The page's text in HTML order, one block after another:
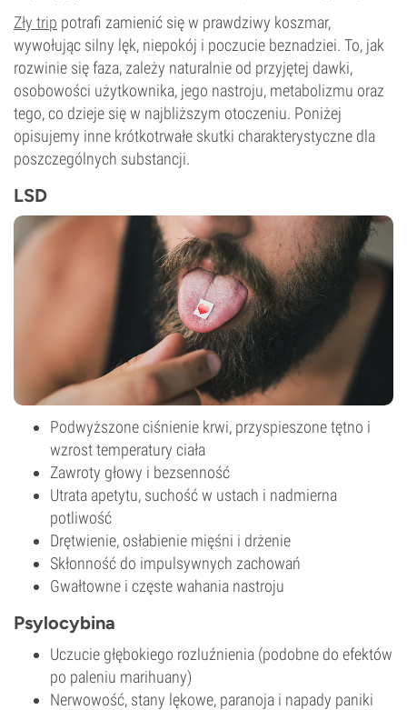
Zły trip potrafi zamienić się w prawdziwy koszmar,
wywołując silny lęk, niepokój i poczucie beznadziei. To, jak
rozwinie się faza, zależy naturalnie od przyjętej dawki,
osobowości użytkownika, jego nastroju, metabolizmu oraz
tego, co dzieje się w najbliższym otoczeniu. Poniżej
opisujemy inne krótkotrwałe skutki charakterystyczne dla
poszczególnych substancji.
LSD
Podwyższone ciśnienie krwi, przyspieszone tętno i
wzrost temperatury ciała
Zawroty głowy i bezsenność
Utrata apetytu, suchość w ustach i nadmierna
potliwość
Drętwienie, osłabienie mięśni i drżenie
Skłonność do impulsywnych zachowań
Gwałtowne i częste wahania nastroju
Psylocybina
Uczucie głębokiego rozluźnienia (podobne do efektów
po paleniu marihuany)
Nerwowość, stany lękowe, paranoja i napady paniki